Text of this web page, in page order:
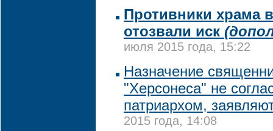
Противники храма
отозвали иск
июля 2015 года, 15:22
Назначение
"Херсонеса" не
патриархом,
2015 года, 14:08